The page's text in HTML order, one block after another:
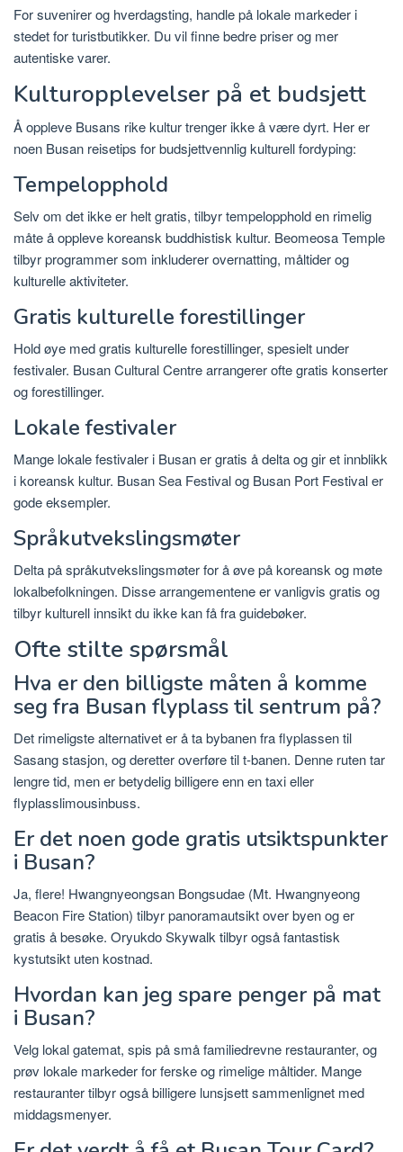
For suvenirer og hverdagsting, handle på lokale markeder i
stedet for turistbutikker. Du vil finne bedre priser og mer
autentiske varer.
Kulturopplevelser på et budsjett
Å oppleve Busans rike kultur trenger ikke å være dyrt. Her er
noen Busan reisetips for budsjettvennlig kulturell fordyping:
Tempelopphold
Selv om det ikke er helt gratis, tilbyr tempelopphold en rimelig
måte å oppleve koreansk buddhistisk kultur. Beomeosa Temple
tilbyr programmer som inkluderer overnatting, måltider og
kulturelle aktiviteter.
Gratis kulturelle forestillinger
Hold øye med gratis kulturelle forestillinger, spesielt under
festivaler. Busan Cultural Centre arrangerer ofte gratis konserter
og forestillinger.
Lokale festivaler
Mange lokale festivaler i Busan er gratis å delta og gir et innblikk
i koreansk kultur. Busan Sea Festival og Busan Port Festival er
gode eksempler.
Språkutvekslingsmøter
Delta på språkutvekslingsmøter for å øve på koreansk og møte
lokalbefolkningen. Disse arrangementene er vanligvis gratis og
tilbyr kulturell innsikt du ikke kan få fra guidebøker.
Ofte stilte spørsmål
Hva er den billigste måten å komme
seg fra Busan flyplass til sentrum på?
Det rimeligste alternativet er å ta bybanen fra flyplassen til
Sasang stasjon, og deretter overføre til t-banen. Denne ruten tar
lengre tid, men er betydelig billigere enn en taxi eller
flyplasslimousinbuss.
Er det noen gode gratis utsiktspunkter
i Busan?
Ja, flere! Hwangnyeongsan Bongsudae (Mt. Hwangnyeong
Beacon Fire Station) tilbyr panoramautsikt over byen og er
gratis å besøke. Oryukdo Skywalk tilbyr også fantastisk
kystutsikt uten kostnad.
Hvordan kan jeg spare penger på mat
i Busan?
Velg lokal gatemat, spis på små familiedrevne restauranter, og
prøv lokale markeder for ferske og rimelige måltider. Mange
restauranter tilbyr også billigere lunsjsett sammenlignet med
middagsmenyer.